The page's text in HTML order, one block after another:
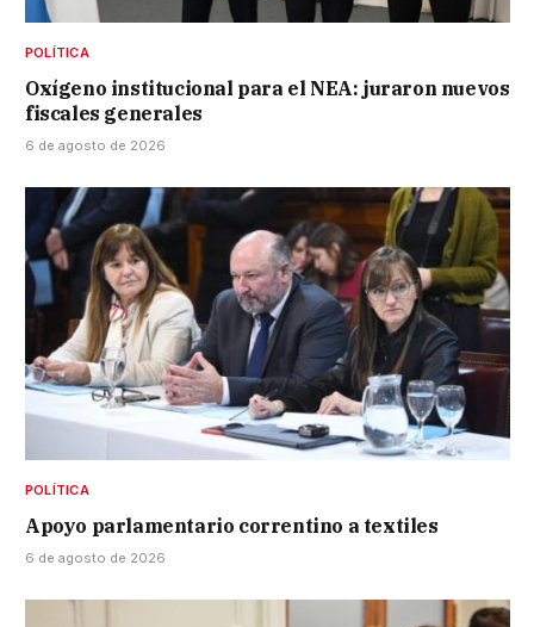
POLÍTICA
Oxígeno institucional para el NEA: juraron nuevos
fiscales generales
6 de agosto de 2026
POLÍTICA
Apoyo parlamentario correntino a textiles
6 de agosto de 2026